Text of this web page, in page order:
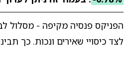
לצד כיסויי שאירים ונכות. כך